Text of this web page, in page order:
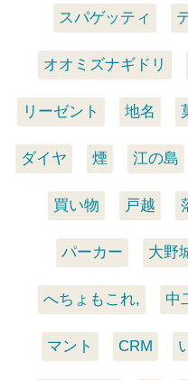
スパゲッティ
オオミズナギドリ
リーゼント 地名
ダイヤ 煙 江の島
買い物 戸越
パーカー 大野
へちょもこれ, 中
マント CRM